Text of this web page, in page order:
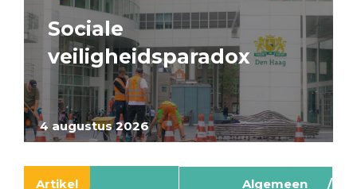
4 augustus 2026
Sociale
veiligheidsparadox
Artikel Algemeen